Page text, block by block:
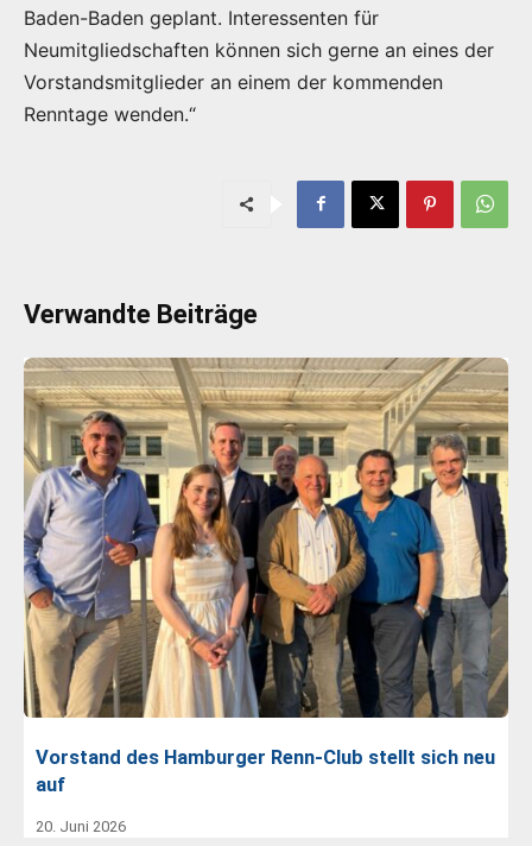
Baden-Baden geplant. Interessenten für
Neumitgliedschaften können sich gerne an eines der
Vorstandsmitglieder an einem der kommenden
Renntage wenden.“
Verwandte Beiträge
Vorstand des Hamburger Renn-Club stellt sich neu
auf
20. Juni 2026